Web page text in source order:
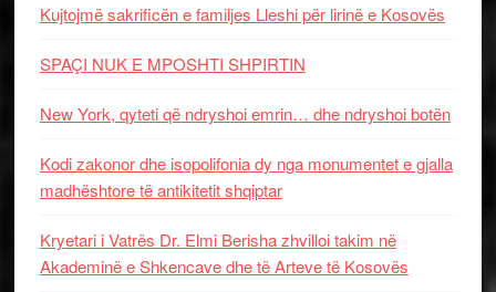
Kujtojmë sakrificën e familjes Lleshi për lirinë e Kosovës
SPAÇI NUK E MPOSHTI SHPIRTIN
New York, qyteti që ndryshoi emrin… dhe ndryshoi botën
Kodi zakonor dhe isopolifonia dy nga monumentet e gjalla
madhështore të antikitetit shqiptar
Kryetari i Vatrës Dr. Elmi Berisha zhvilloi takim në
Akademinë e Shkencave dhe të Arteve të Kosovës